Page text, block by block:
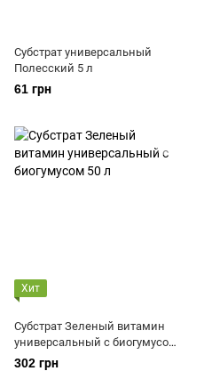
Субстрат универсальный
Полесский 5 л
61 грн
Хит
Субстрат Зеленый витамин
универсальный с биогумусом
50 л
302 грн